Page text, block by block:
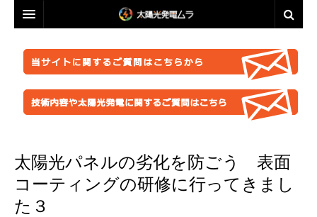
事業計画を立ててみましょう！
●グリーン投資減税
●再エネ法について
●これからの太陽光発電
●運用ノウハウ
脱原発・太陽光推進に興味のある方へ
●お金が無くても太陽光推進！
業者選定に困ったら
パネル
架台販売
ABOUT US
お問い合わせ総合窓口
はじめての方へ
このサイトの使い方
太陽光発電ムラ・ポータルへ
太陽光パネルの劣化を防ごう 表面
コーティングの研修に行ってきまし
た３